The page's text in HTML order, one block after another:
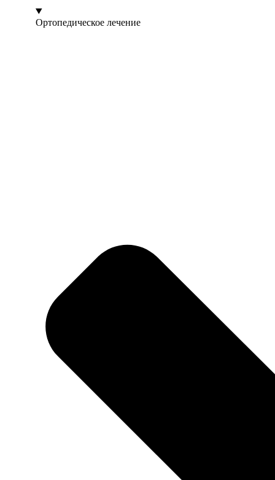
Ортопедическое лечение